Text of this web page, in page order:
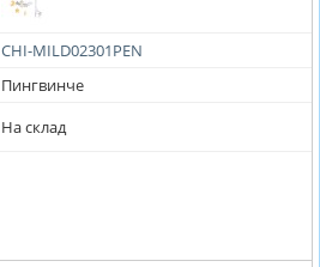
CHI-MILD02301PEN
Пингвинче
На склад